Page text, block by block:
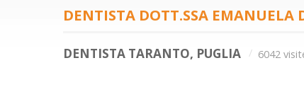
DENTISTA DOTT.SSA EMANUELA
DENTISTA TARANTO, PUGLIA 6042